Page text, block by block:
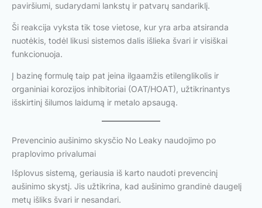
paviršiumi, sudarydami lankstų ir patvarų sandariklį.
Ši reakcija vyksta tik tose vietose, kur yra arba atsiranda
nuotėkis, todėl likusi sistemos dalis išlieka švari ir visiškai
funkcionuoja.
Į bazinę formulę taip pat įeina ilgaamžis etilenglikolis ir
organiniai korozijos inhibitoriai (OAT/HOAT), užtikrinantys
išskirtinį šilumos laidumą ir metalo apsaugą.
Prevencinio aušinimo skysčio No Leaky naudojimo po
praplovimo privalumai
Išplovus sistemą, geriausia iš karto naudoti prevencinį
aušinimo skystį. Jis užtikrina, kad aušinimo grandinė daugelį
metų išliks švari ir nesandari.